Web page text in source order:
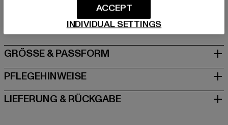
Dr.-Robert-Murjahn-Straße 7 | 64372 Ober-Ramstadt |
GRÖSSE & PASSFORM
PFLEGEHINWEISE
LIEFERUNG & RÜCKGABE
INDIVIDUAL SETTINGS
ACCEPT